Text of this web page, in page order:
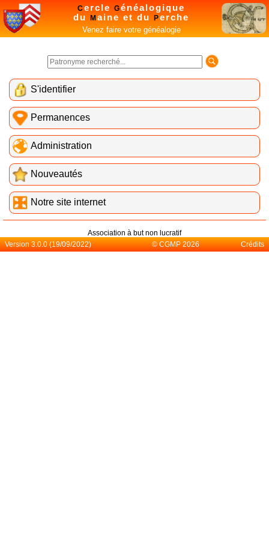
Cercle Généalogique
du
M aine et du Perche
Venez faire votre généalogie
S'identifier
Permanences
Administration
Nouveautés
Notre site internet
Association à but non lucratif
Version 3.0.0 (19/09/2022)
© CGMP 2026 Crédits